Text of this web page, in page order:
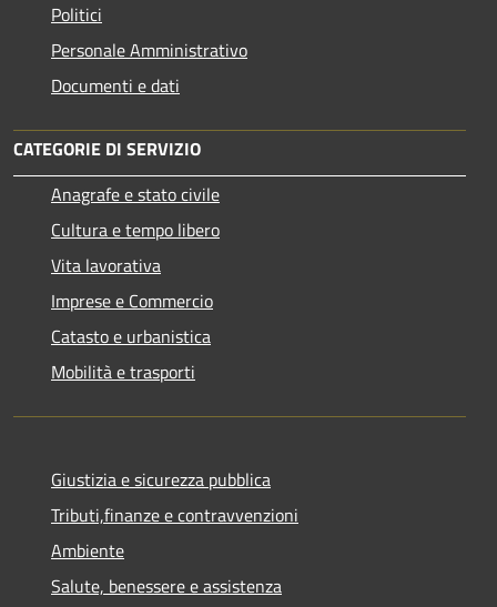
Politici
Personale Amministrativo
Documenti e dati
CATEGORIE DI SERVIZIO
Anagrafe e stato civile
Cultura e tempo libero
Vita lavorativa
Imprese e Commercio
Catasto e urbanistica
Mobilità e trasporti
Giustizia e sicurezza pubblica
Tributi,finanze e contravvenzioni
Ambiente
Salute, benessere e assistenza